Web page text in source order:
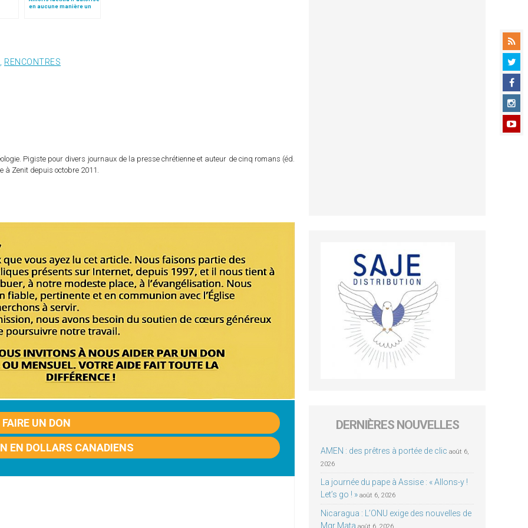
en aucune manière un
RENCONTRES
Pigiste pour divers journaux de la presse chrétienne et auteur de cinq romans (éd.
à Zenit depuis octobre 2011.
FAIRE UN DON
EN DOLLARS CANADIENS
DERNIÈRES NOUVELLES
AMEN : des prêtres à portée de clic août 6,
2026
La journée du pape à Assise : « Allons-y !
Let’s go ! » août 6, 2026
Nicaragua : L’ONU exige des nouvelles de
Mgr Mata